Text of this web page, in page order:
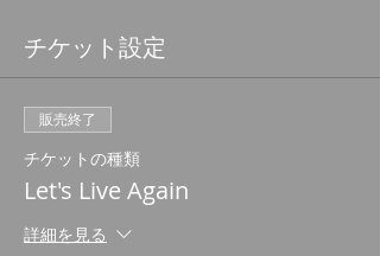
チケット設定
販売終了
チケットの種類
Let's Live Again
詳細を見る